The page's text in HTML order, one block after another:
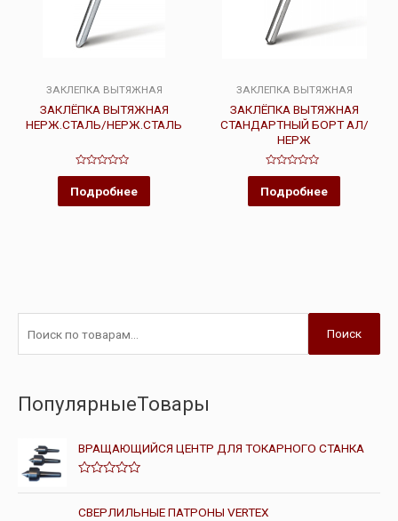
ЗАКЛЕПКА ВЫТЯЖНАЯ
ЗАКЛЁПКА ВЫТЯЖНАЯ
НЕРЖ.СТАЛЬ/НЕРЖ.СТАЛЬ
Оценка
из
Подробнее
ЗАКЛЕПКА ВЫТЯЖНАЯ
ЗАКЛЁПКА ВЫТЯЖНАЯ
СТАНДАРТНЫЙ БОРТ АЛ/
НЕРЖ
Оценка
из
Подробнее
Поиск
ПопулярныеТовары
ВРАЩАЮЩИЙСЯ ЦЕНТР ДЛЯ ТОКАРНОГО СТАНКА
ц
е
СВЕРЛИЛЬНЫЕ ПАТРОНЫ VERTEX